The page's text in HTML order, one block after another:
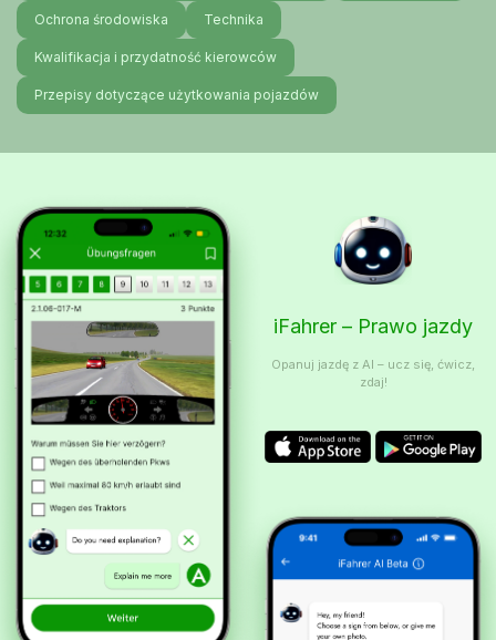
Ochrona środowiska Technika
Kwalifikacja i przydatność kierowców
Przepisy dotyczące użytkowania pojazdów
iFahrer – Prawo jazdy
Opanuj jazdę z AI – ucz się, ćwicz,
zdaj!